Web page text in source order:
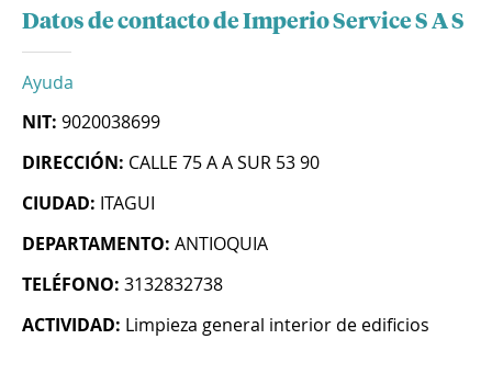
Datos de contacto de Imperio Service S A S
Ayuda
NIT: 9020038699
DIRECCIÓN: CALLE 75 A A SUR 53 90
CIUDAD: ITAGUI
DEPARTAMENTO: ANTIOQUIA
TELÉFONO: 3132832738
ACTIVIDAD: Limpieza general interior de edificios